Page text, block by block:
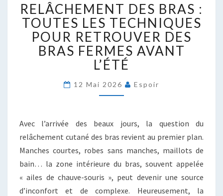
DES
BRAS
:
TOUTES
LES
TECHNIQUES
RETROUVER
DES
AVANT
L’ÉTÉ
RELÂCHEMENT DES BRAS :
TOUTES LES TECHNIQUES
POUR RETROUVER DES
BRAS FERMES AVANT
L’ÉTÉ
12 Mai 2026 Espoir
Avec l’arrivée des beaux jours, la question du
relâchement cutané des bras revient au premier plan.
Manches courtes, robes sans manches, maillots de
bain… la zone intérieure du bras, souvent appelée
« ailes de chauve-souris », peut devenir une source
d’inconfort et de complexe. Heureusement, la